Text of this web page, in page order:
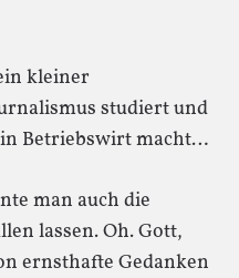
kleiner
studiert und
Betriebswirt macht…
man auch die
lassen. Oh. Gott,
ernsthafte Gedanken